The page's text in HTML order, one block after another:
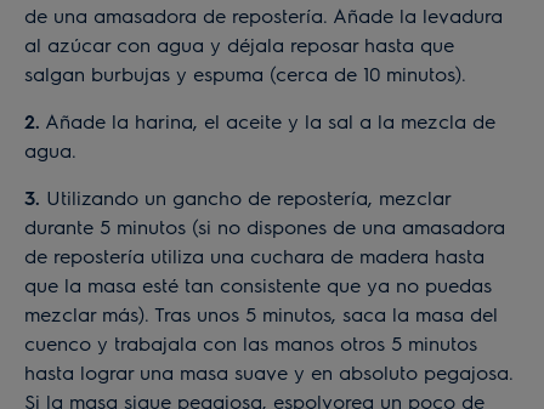
de una amasadora de repostería. Añade la levadura
al azúcar con agua y déjala reposar hasta que
salgan burbujas y espuma (cerca de 10 minutos).
2. Añade la harina, el aceite y la sal a la mezcla de
agua.
3. Utilizando un gancho de repostería, mezclar
durante 5 minutos (si no dispones de una amasadora
de repostería utiliza una cuchara de madera hasta
que la masa esté tan consistente que ya no puedas
mezclar más). Tras unos 5 minutos, saca la masa del
cuenco y trabajala con las manos otros 5 minutos
hasta lograr una masa suave y en absoluto pegajosa.
Si la masa sigue pegajosa, espolvorea un poco de